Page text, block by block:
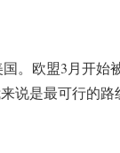
。欧盟3月开
说是最可行的路